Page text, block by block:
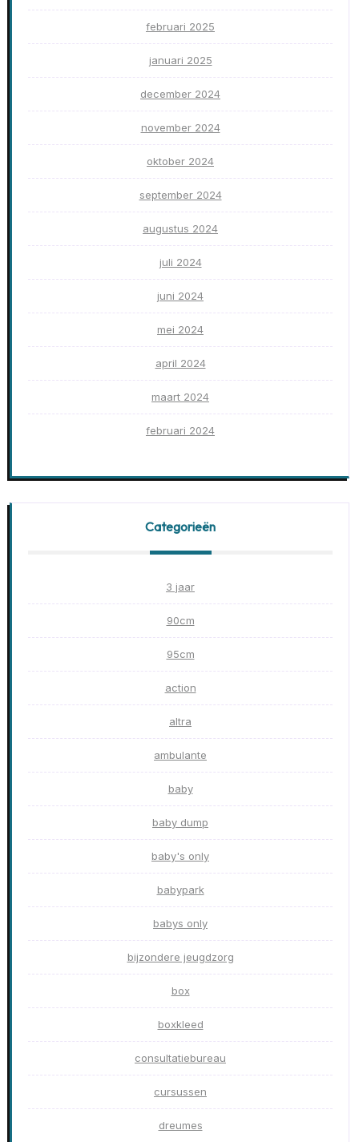
februari 2025
januari 2025
december 2024
november 2024
oktober 2024
september 2024
augustus 2024
juli 2024
juni 2024
mei 2024
april 2024
maart 2024
februari 2024
Categorieën
3 jaar
90cm
95cm
action
altra
ambulante
baby
baby dump
baby's only
babypark
babys only
bijzondere jeugdzorg
box
boxkleed
consultatiebureau
cursussen
dreumes